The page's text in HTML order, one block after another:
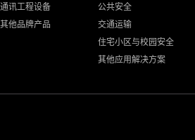
通讯工程设备
其他品牌产品
公共安全
交通运输
住宅小区与校园安全
其他应用解决方案